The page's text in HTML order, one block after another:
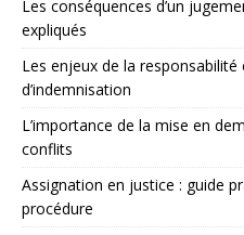
Les conséquences d’un
expliqués
Les enjeux de la
d’indemnisation
L’importance de la mise en
conflits
Assignation en justice : guide
procédure